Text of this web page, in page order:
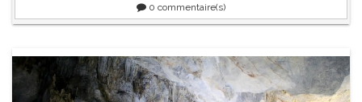
0 commentaire(s)